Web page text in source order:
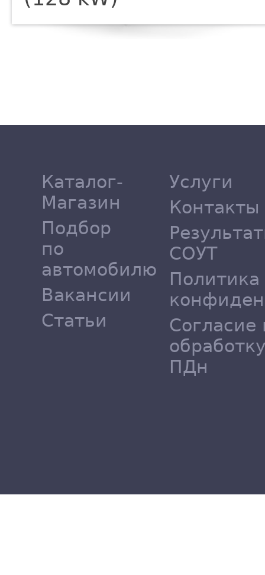
Каталог-
Магазин
Подбор
по
автомобилю
Вакансии
Статьи
Услуги
Контакты
СОУТ
Политика
Согласие
ПДн